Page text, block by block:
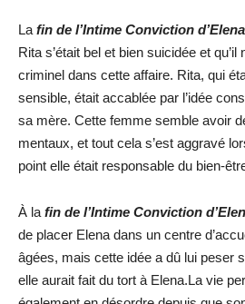
La fin de l’Intime Conviction d’Elena
Rita s’était bel et bien suicidée et qu’il
criminel dans cette affaire. Rita, qui
sensible, était accablée par l’idée
sa mère. Cette femme semble avoir
mentaux, et tout cela s’est aggravé
point elle était responsable du bien-
À la fin de l’Intime Conviction
de placer Elena dans un centre
âgées, mais cette idée a dû lui peser
elle aurait fait du tort à Elena.La vie